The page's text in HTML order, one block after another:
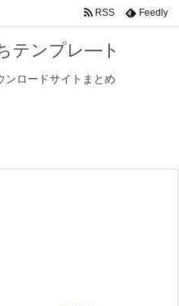
RSS Feedly
テンプレ―ト
ンロードサイトまとめ